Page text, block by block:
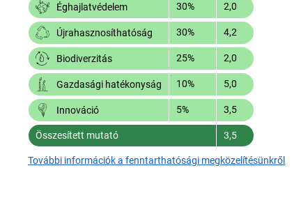
Éghajlatvédelem 30% 2,0
Újrahasznosíthatóság 30% 4,2
Biodiverzitás 25% 2,0
Gazdasági hatékonyság 10% 5,0
Innováció 5% 3,5
Összesített mutató 3,5
További információk a fenntarthatósági megközelítésünkről